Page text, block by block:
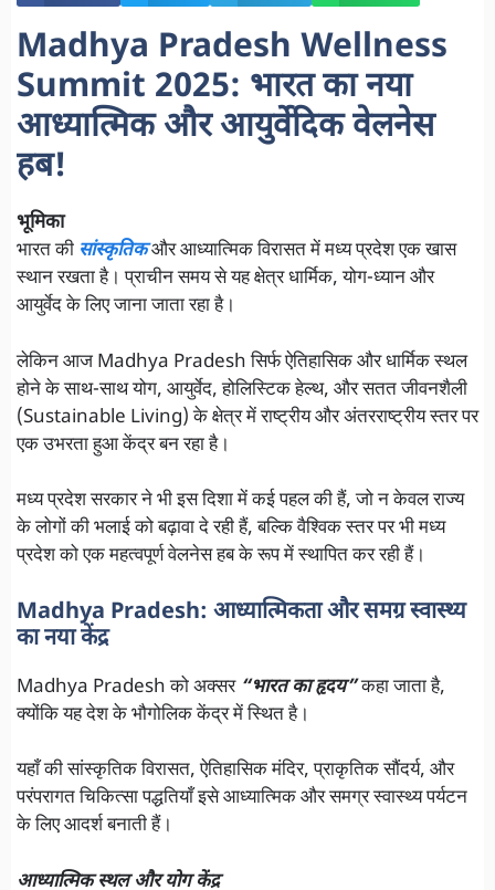
Madhya Pradesh Wellness
Summit 2025: भारत का नया
आध्यात्मिक और आयुर्वेदिक वेलनेस
हब!
भूमिका
भारत की सांस्कृतिकऔर आध्यात्मिक विरासत में मध्य प्रदेश एक खास
स्थान रखता है। प्राचीन समय से यह क्षेत्र धार्मिक, योग-ध्यान और
आयुर्वेद के लिए जाना जाता रहा है।
लेकिन आज Madhya Pradesh सिर्फ ऐतिहासिक और धार्मिक स्थल
होने के साथ-साथ योग, आयुर्वेद, होलिस्टिक हेल्थ, और सतत जीवनशैली
(Sustainable Living) के क्षेत्र में राष्ट्रीय और अंतरराष्ट्रीय स्तर पर
एक उभरता हुआ केंद्र बन रहा है।
मध्य प्रदेश सरकार ने भी इस दिशा में कई पहल की हैं, जो न केवल राज्य
के लोगों की भलाई को बढ़ावा दे रही हैं, बल्कि वैश्विक स्तर पर भी मध्य
प्रदेश को एक महत्वपूर्ण वेलनेस हब के रूप में स्थापित कर रही हैं।
Madhya Pradesh: आध्यात्मिकता और समग्र स्वास्थ्य
का नया केंद्र
Madhya Pradesh को अक्सर“भारत का हृदय”कहा जाता है,
क्योंकि यह देश के भौगोलिक केंद्र में स्थित है।
यहाँ की सांस्कृतिक विरासत, ऐतिहासिक मंदिर, प्राकृतिक सौंदर्य, और
परंपरागत चिकित्सा पद्धतियाँ इसे आध्यात्मिक और समग्र स्वास्थ्य पर्यटन
के लिए आदर्श बनाती हैं।
आध्यात्मिक स्थल और योग केंद्र